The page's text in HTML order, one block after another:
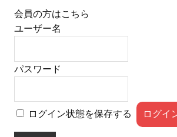
会員の方はこちら
ユーザー名
パスワード
ログイン状態を保存する